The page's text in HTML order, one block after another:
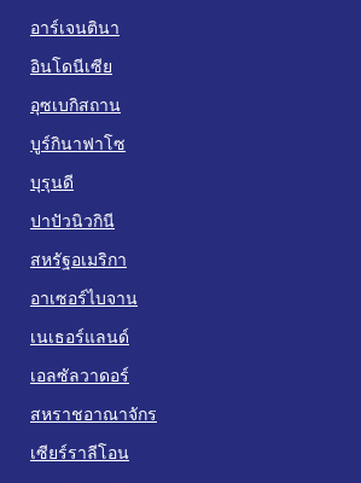
อาร์เจนตินา
อินโดนีเซีย
อุซเบกิสถาน
บูร์กินาฟาโซ
บุรุนดี
ปาปัวนิวกินี
สหรัฐอเมริกา
อาเซอร์ไบจาน
เนเธอร์แลนด์
เอลซัลวาดอร์
สหราชอาณาจักร
เซียร์ราลีโอน